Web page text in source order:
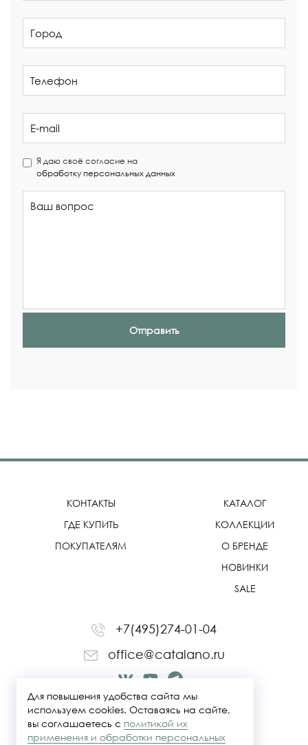
Я даю своё согласие на
обработку персональных данных
Отправить
КОНТАКТЫ
ГДЕ КУПИТЬ
ПОКУПАТЕЛЯМ
КАТАЛОГ
КОЛЛЕКЦИИ
О БРЕНДЕ
НОВИНКИ
SALE
+7(495)274-01-04
office@catalano.ru
Для повышения удобства сайта мы
используем cookies. Оставаясь на сайте,
вы соглашаетесь с политикой их
применения и обработки персональных